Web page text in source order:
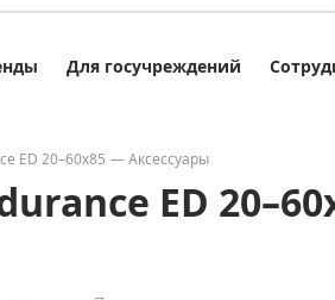
труб
Разное
Компасы
Наборы
Для госучреждений
ED 20–60x85 Аксессуары
ED